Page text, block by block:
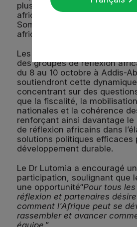
plus large de l’ACBF aux
africains à travers des
Sommet annuel des groupes
africains.
Les initiatives à venir,
des groupes de réflexion
du 8 au 10 octobre à Addis-
soutiendront cette
concentrant sur des
que la fiscalité, la
nationales et la cohérence
renforçant ainsi davantage le
de réflexion africains dans
solutions politiques efficaces
développement durable.
Le Dr Lutomia a encouragé
participation, soulignant que
une opportunité“Pour tous
réflexion et partenaires
comment l'Afrique peut se
rassembler et avancer
équipe.”